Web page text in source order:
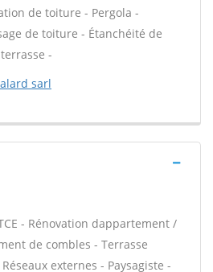
de toiture - Pergola -
de toiture - Étanchéité de
-
sarl
- Rénovation dappartement /
de combles - Terrasse
externes - Paysagiste -